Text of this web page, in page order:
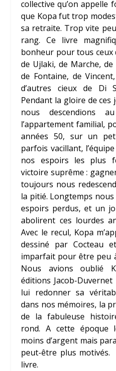
collective qu’on appelle
que Kopa fut trop
sa retraite. Trop vite
rang. Ce livre
bonheur pour tous
de Ujlaki, de Marche, de
de Fontaine, deVincent
d’autres cieux de Di
Pendant la gloire de ces
nous descendions
l’appartement familial,
années 50, sur un
parfois vacillant,
nos espoirs les plus
victoire suprême :
toujours nous
la pitié. Longtemps
espoirs perdus, et un
abolirent ces lourdes
Avec le recul, Kopa
dessiné parCocteau
imparfait pour être peu
Nous avions oublié
éditions Jacob-
lui redonner sa
dans nos mémoires, la
de la fabuleuse
rond. A cette époque
moins d’argent mais
peut-être plus motivés.
livre.